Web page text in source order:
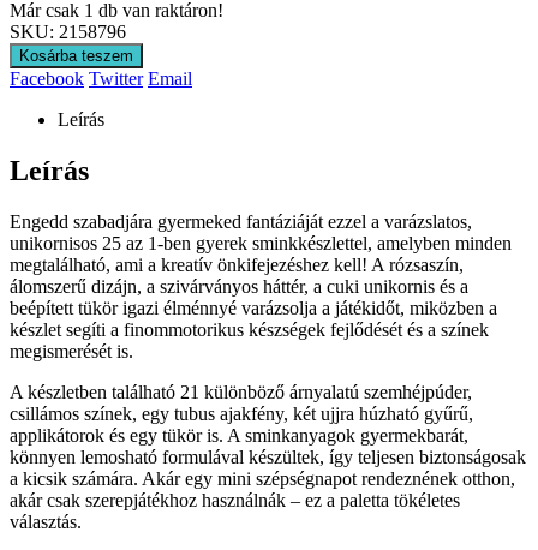
Már csak 1 db van raktáron!
SKU: 2158796
Kosárba teszem
Facebook Twitter Email
Leírás
Leírás
Engedd szabadjára gyermeked fantáziáját ezzel a varázslatos,
unikornisos 25 az 1-ben gyerek sminkkészlettel, amelyben minden
megtalálható, ami a kreatív önkifejezéshez kell! A rózsaszín,
álomszerű dizájn, a szivárványos háttér, a cuki unikornis és a
beépített tükör igazi élménnyé varázsolja a játékidőt, miközben a
készlet segíti a finommotorikus készségek fejlődését és a színek
megismerését is.
A készletben található 21 különböző árnyalatú szemhéjpúder,
csillámos színek, egy tubus ajakfény, két ujjra húzható gyűrű,
applikátorok és egy tükör is. A sminkanyagok gyermekbarát,
könnyen lemosható formulával készültek, így teljesen biztonságosak
a kicsik számára. Akár egy mini szépségnapot rendeznének otthon,
akár csak szerepjátékhoz használnák – ez a paletta tökéletes
választás.